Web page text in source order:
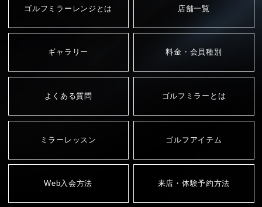
ゴルフミラーレンジとは 店舗一覧
ギャラリー 料金・会員種別
よくある質問 ゴルフミラーとは
ミラーレッスン ゴルフアイテム
Web入会方法 来店・体験予約方法